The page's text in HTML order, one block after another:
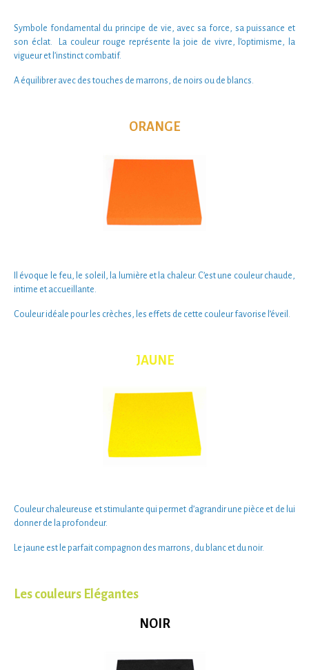
Symbole fondamental duprincipe de vie , avec sa force , sapuissance et
son éclat. La couleur rouge représente lajoie de vivre , l’optimisme , la
vigueuret l’instinct combatif.
A équilibrer avec des touches de marrons, de noirs ou de blancs.
ORANGE
Il évoque le feu, le soleil, la lumière et la chaleur. C’est une couleur chaude,
intime et accueillante.
Couleuridéale pour les crèches , les effets de cette couleurfavorise l’éveil
JAUNE
Couleur chaleureuse et stimulante qui permet d’agrandir une pièce et de lui
donner de la profondeur.
Le jaune est le parfait compagnon des marrons, du blanc et du noir.
Les couleurs Elégantes
NOIR